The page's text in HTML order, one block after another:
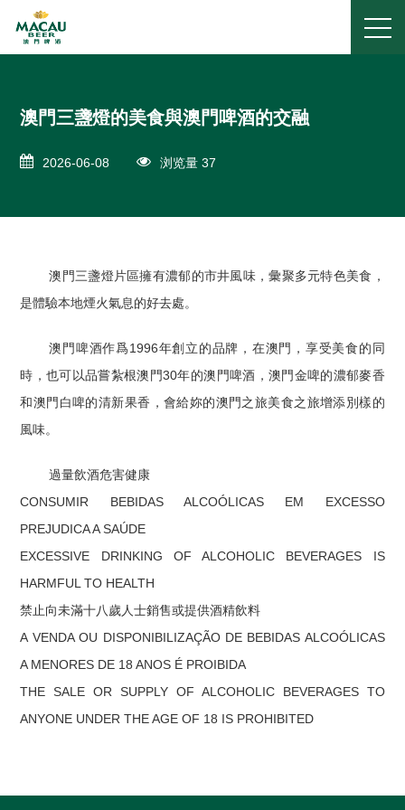
澳門三盞燈的美食與澳門啤酒的交融
2026-06-08 浏览量 37
澳門三盞燈片區擁有濃郁的市井風味，彙聚多元特色美食，
是體驗本地煙火氣息的好去處。
澳門啤酒作爲1996年創立的品牌，在澳門，享受美食的同
時，也可以品嘗紮根澳門30年的澳門啤酒，澳門金啤的濃郁麥香
和澳門白啤的清新果香，會給妳的澳門之旅美食之旅增添別樣的
風味。
過量飲酒危害健康
CONSUMIR BEBIDAS ALCOÓLICAS EM EXCESSO
PREJUDICA A SAÚDE
EXCESSIVE DRINKING OF ALCOHOLIC BEVERAGES IS
HARMFUL TO HEALTH
禁止向未滿十八歲人士銷售或提供酒精飲料
A VENDA OU DISPONIBILIZAÇÃO DE BEBIDAS ALCOÓLICAS
A MENORES DE 18 ANOS É PROIBIDA
THE SALE OR SUPPLY OF ALCOHOLIC BEVERAGES TO
ANYONE UNDER THE AGE OF 18 IS PROHIBITED